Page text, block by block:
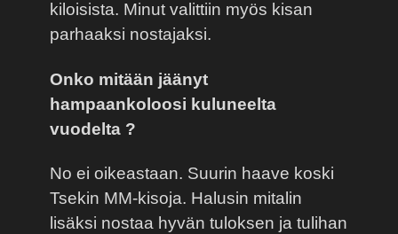
kiloisista. Minut valittiin myös kisan
parhaaksi nostajaksi.
Onko mitään jäänyt
hampaankoloosi kuluneelta
vuodelta ?
No ei oikeastaan. Suurin haave koski
Tsekin MM-kisoja. Halusin mitalin
lisäksi nostaa hyvän tuloksen ja tulihan